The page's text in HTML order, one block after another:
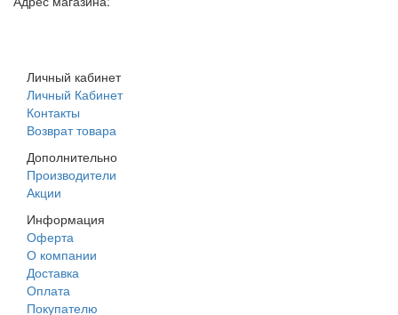
Личный кабинет
Личный Кабинет
Контакты
Возврат товара
Дополнительно
Производители
Акции
Информация
Оферта
О компании
Доставка
Оплата
Покупателю